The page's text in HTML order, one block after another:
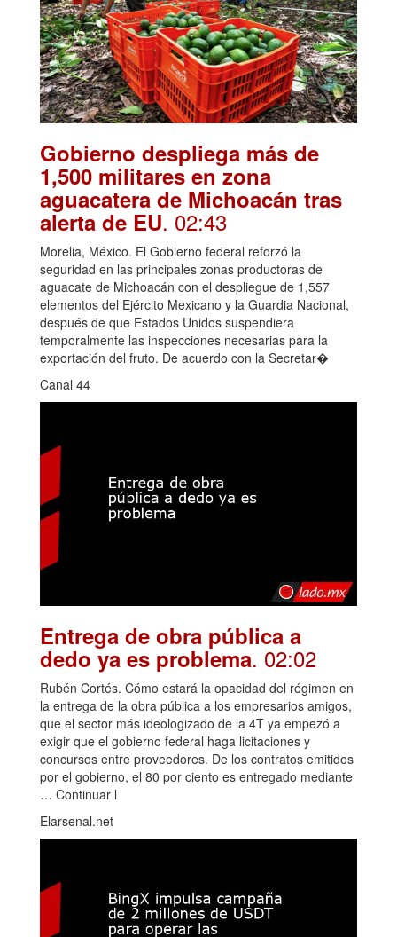
Gobierno despliega más de
1,500 militares en zona
aguacatera de Michoacán tras
alerta de EU. 02:43
Morelia, México. El Gobierno federal reforzó la
seguridad en las principales zonas productoras de
aguacate de Michoacán con el despliegue de 1,557
elementos del Ejército Mexicano y la Guardia Nacional,
después de que Estados Unidos suspendiera
temporalmente las inspecciones necesarias para la
exportación del fruto. De acuerdo con la Secretar�
Canal 44
Entrega de obra pública a
dedo ya es problema. 02:02
Rubén Cortés. Cómo estará la opacidad del régimen en
la entrega de la obra pública a los empresarios amigos,
que el sector más ideologizado de la 4T ya empezó a
exigir que el gobierno federal haga licitaciones y
concursos entre proveedores. De los contratos emitidos
por el gobierno, el 80 por ciento es entregado mediante
… Continuar l
Elarsenal.net